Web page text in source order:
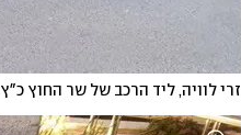
זרי לוויה, ליד הרכב של שר החוץ כ"ץ